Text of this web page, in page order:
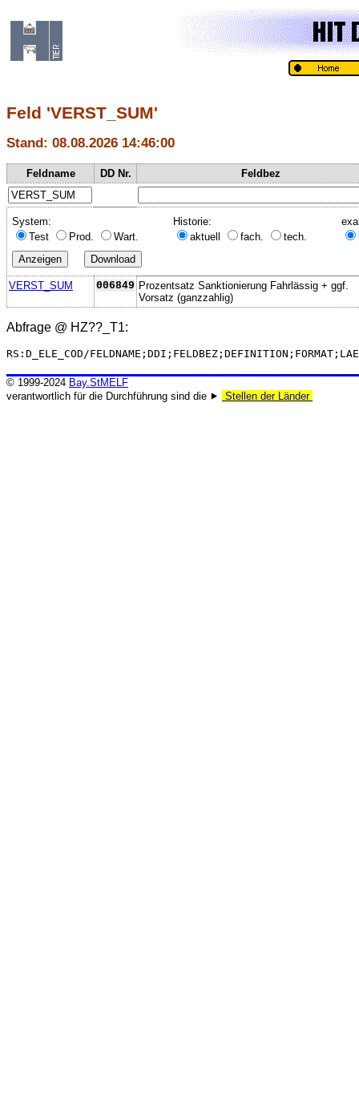
Feld 'VERST_SUM'
Stand: 08.08.2026 14:46:00
Feldname DD Nr. Feldbez
System:
Test
Prod. Wart.
Historie:
aktuell
fach. tech.
VERST_SUM 006849 Prozentsatz Sanktionierung Fahrlässig + ggf.
Vorsatz (ganzzahlig)
Abfrage @ HZ??_T1:
RS:D_ELE_COD/
© 1999-2024 Bay.StMELF
verantwortlich für die Durchführung sind die ⯈
Stellen der Länder